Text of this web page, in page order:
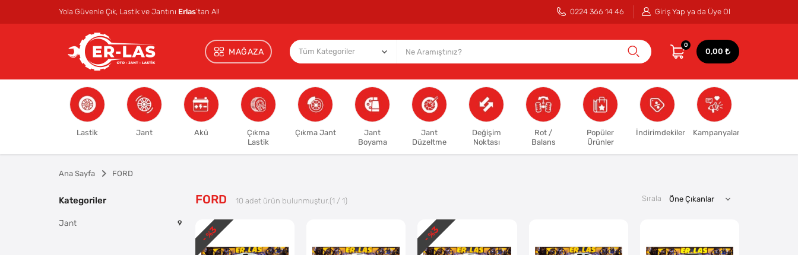
Yola Güvenle Çık, Lastik ve Jantını Erlas’tan Al! 0224 366 14 46 Giriş Yap ya da Üye Ol
MAĞAZA
0
0,00
Lastik Jant Akü
Çıkma
Lastik
Çıkma Jant
Jant
Boyama
Jant
Düzeltme
Değişim
Noktası
Rot /
Balans
Popüler
Ürünler
İndirimdekiler Kampanyalar
Ana Sayfa FORD
FORD 10 adet ürün bulunmuştur.(1 / 1) Sırala
- %
3 - %
3
Kategoriler
Jant 9